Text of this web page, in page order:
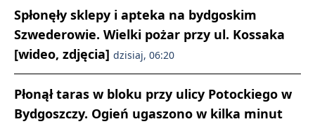
Spłonęły sklepy i apteka na bydgoskim
Szwederowie. Wielki pożar przy ul. Kossaka
[wideo, zdjęcia] dzisiaj, 06:20
Płonął taras w bloku przy ulicy Potockiego w
Bydgoszczy. Ogień ugaszono w kilka minut